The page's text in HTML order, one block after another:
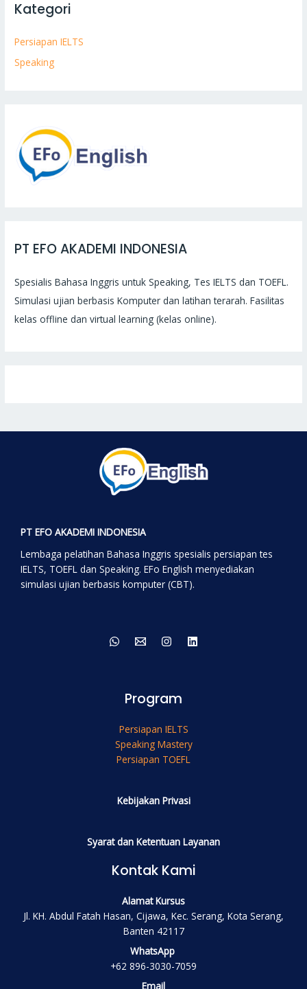
Kategori
Persiapan IELTS
Speaking
PT EFO AKADEMI INDONESIA
Spesialis Bahasa Inggris untuk Speaking, Tes IELTS dan TOEFL.
Simulasi ujian berbasis Komputer dan latihan terarah. Fasilitas
kelas offline dan virtual learning (kelas online).
PT EFO AKADEMI INDONESIA
Lembaga pelatihan Bahasa Inggris spesialis persiapan tes
IELTS, TOEFL dan Speaking. EFo English menyediakan
simulasi ujian berbasis komputer (CBT).
Program
Persiapan IELTS
Speaking Mastery
Persiapan TOEFL
Kebijakan Privasi
Syarat dan Ketentuan Layanan
Kontak Kami
Alamat Kursus
Jl. KH. Abdul Fatah Hasan, Cijawa, Kec. Serang, Kota Serang,
Banten 42117
WhatsApp
+62 896-3030-7059
Email